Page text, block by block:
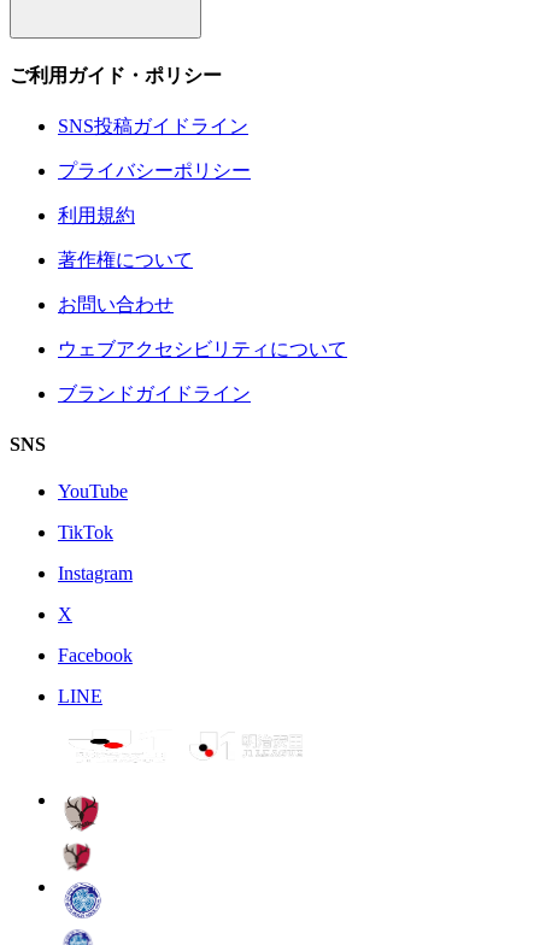
ご利用ガイド・ポリシー
SNS投稿ガイドライン
プライバシーポリシー
利用規約
著作権について
お問い合わせ
ウェブアクセシビリティについて
ブランドガイドライン
SNS
YouTube
TikTok
Instagram
X
Facebook
LINE